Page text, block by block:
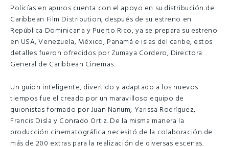
Policías en apuros cuenta con el apoyo en su distribución de
Caribbean Film Distribution, después de su estreno en
República Dominicana y Puerto Rico, ya se prepara su estreno
en USA, Venezuela, México, Panamá e islas del caribe, estos
detalles fueron ofrecidos por Zumaya Cordero, Directora
General de Caribbean Cinemas.
Un guion inteligente, divertido y adaptado a los nuevos
tiempos fue el creado por un maravilloso equipo de
guionistas formado por Juan Nanum, Yarissa Rodríguez,
Francis Disla y Conrado Ortiz. De la misma manera la
producción cinematográfica necesitó de la colaboración de
más de 200 extras para la realización de diversas escenas.